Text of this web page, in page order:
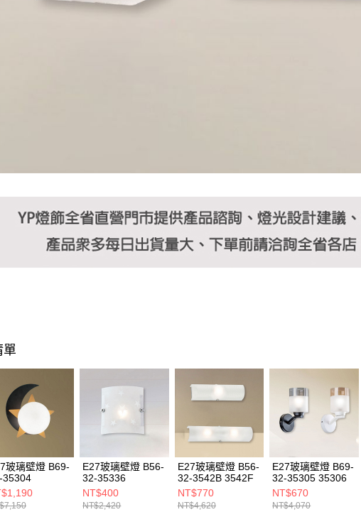
單
玻璃壁燈 B69-
35304
E27玻璃壁燈 B56-
32-35336
NT$400
NT$2,420
E27玻璃壁燈 B56-
32-3542B 3542F
NT$770
NT$4,620
E27玻璃壁燈 B69-
32-35305 35306
NT$670
NT$4,070